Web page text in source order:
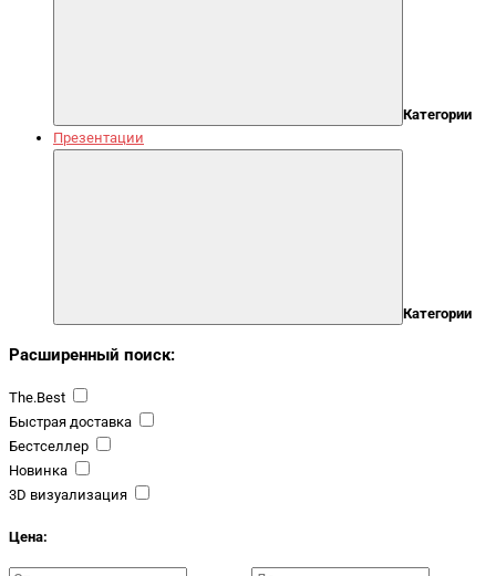
Категории
Презентации
Категории
Расширенный поиск:
The.Best
Быстрая доставка
Бестселлер
Новинка
3D визуализация
Цена: